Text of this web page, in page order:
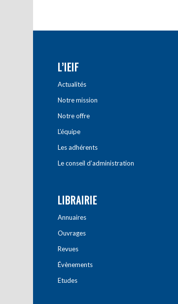
L’IEIF
Actualités
Notre mission
Notre offre
L’équipe
Les adhérents
Le conseil d’administration
LIBRAIRIE
Annuaires
Ouvrages
Revues
Évènements
Etudes